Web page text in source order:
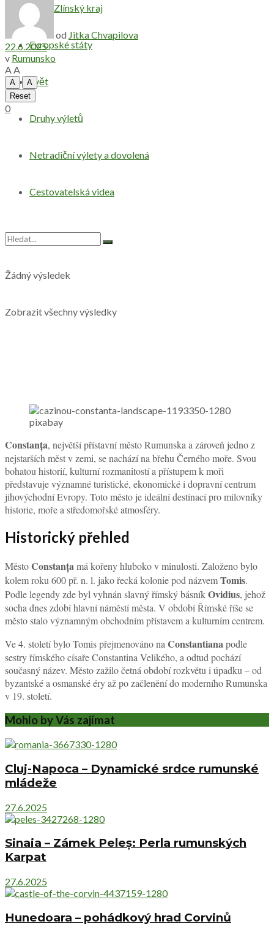
Zlínský kraj
Evropské státy
Svět
Druhy výletů
Netradiční výlety a dovolená
Cestovatelská videa
Žádný výsledek
Zobrazit všechny výsledky
od Jitka Chvapilova
22.6.2025
v Rumunsko
AA
A
A
Reset
0
pixabay
Constanța, největší přístavní město Rumunska a zároveň jedno z
nejstarších měst v zemi, se nachází na břehu Černého moře. Svou
bohatou historií, kulturní rozmanitostí a přístupem k moři
představuje významné turistické, ekonomické i dopravní centrum
jihovýchodní Evropy. Toto město je ideální destinací pro milovníky
historie, moře a středomořské atmosféry.
Historický přehled
MěstoConstanțamá kořeny hluboko v minulosti. Založeno bylo
kolem roku 600 př. n. l. jako řecká kolonie pod názvemTomis.
Podle legendy zde byl vyhnán slavný římský básníkOvidius, jehož
socha dnes zdobí hlavní náměstí města. V období Římské říše se
město stalo významným obchodním přístavem a kulturním centrem.
Ve 4. století bylo Tomis přejmenováno na Constantianapodle
sestry římského císaře Constantina Velikého, a odtud pochází
současný název. Město zažilo četná období rozkvětu i úpadku – od
byzantské a osmanské éry až po začlenění do moderního Rumunska
v 19. století.
Mohlo by Vás zajímat
Cluj-Napoca – Dynamické srdce rumunské
mládeže
27.6.2025
Sinaia – Zámek Peleș: Perla rumunských
Karpat
27.6.2025
Hunedoara – pohádkový hrad Corvinů